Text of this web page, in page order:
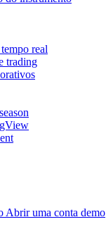
real
trading
Abrir uma conta demo